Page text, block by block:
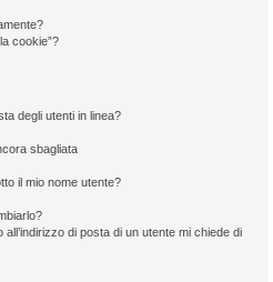
cookie”?
degli utenti in linea?
sbagliata
il mio nome utente?
di posta di un utente mi chiede di